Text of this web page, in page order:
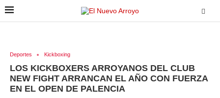
Deportes Kickboxing
LOS KICKBOXERS ARROYANOS DEL CLUB
NEW FIGHT ARRANCAN EL AÑO CON FUERZA
EN EL OPEN DE PALENCIA